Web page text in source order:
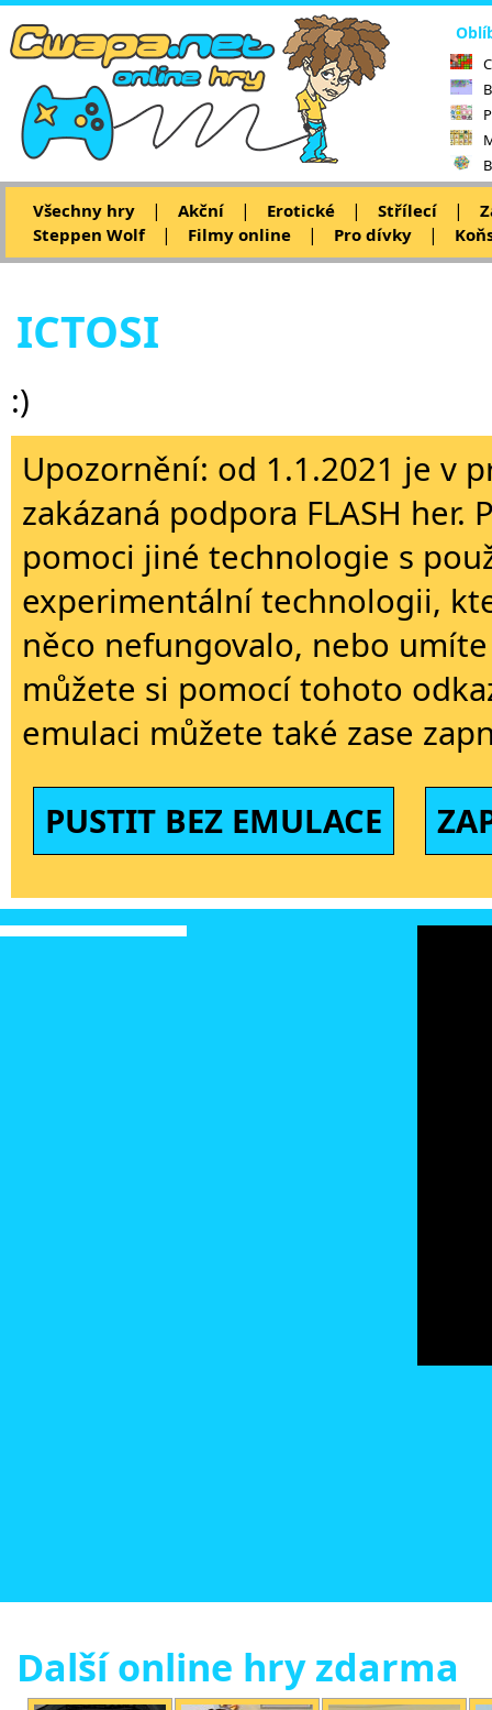
Všechny hry | Akční | Erotické | Střílecí |
Steppen Wolf
| Filmy online | Pro dívky |
ICTOSI
:)
Upozornění: od 1.1.2021 je v
zakázaná podpora FLASH
pomoci jiné technologie s
experimentální technologii,
něco nefungovalo, nebo
můžete si pomocí tohoto
emulaci můžete také zase
PUSTIT BEZ EMULACE
Další online hry zdarma